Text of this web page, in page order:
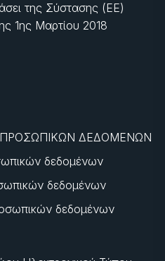
της Σύστασης (ΕΕ)
1ης Μαρτίου 2018
ΠΡΟΣΩΠΙΚΩΝ ΔΕΔΟΜΕΝΩΝ
δεδομένων
δεδομένων
δεδομένων